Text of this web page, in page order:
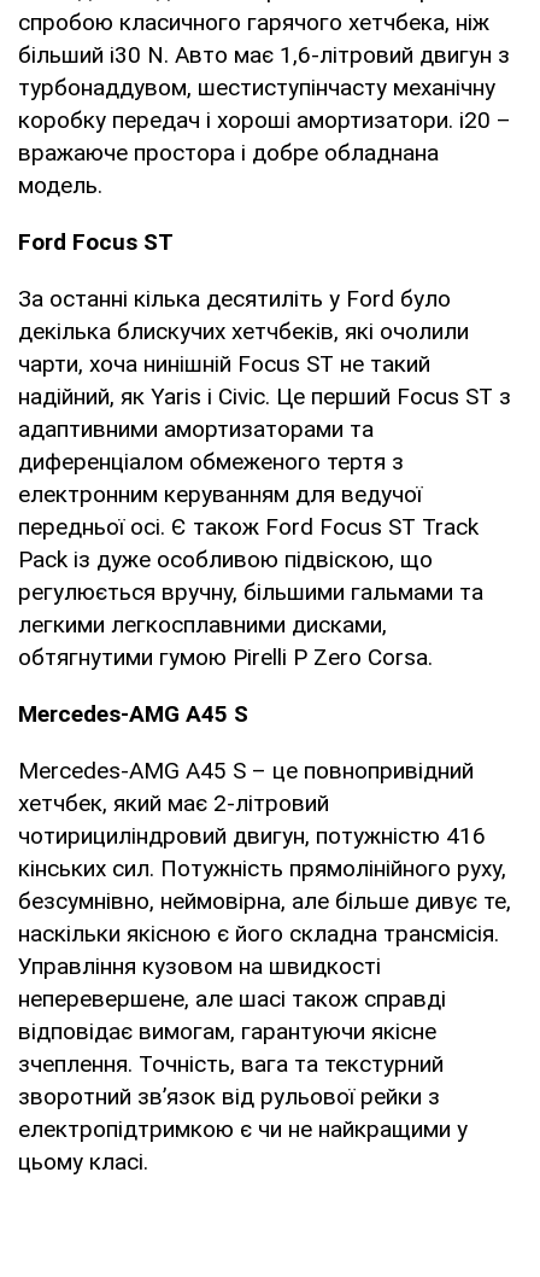
спробою класичного гарячого хетчбека, ніж
більший i30 N. Авто має 1,6-літровий двигун з
турбонаддувом, шестиступінчасту механічну
коробку передач і хороші амортизатори. i20 –
вражаюче простора і добре обладнана
модель.
Ford Focus ST
За останні кілька десятиліть у Ford було
декілька блискучих хетчбеків, які очолили
чарти, хоча нинішній Focus ST не такий
надійний, як Yaris і Civic. Це перший Focus ST з
адаптивними амортизаторами та
диференціалом обмеженого тертя з
електронним керуванням для ведучої
передньої осі. Є також Ford Focus ST Track
Pack із дуже особливою підвіскою, що
регулюється вручну, більшими гальмами та
легкими легкосплавними дисками,
обтягнутими гумою Pirelli P Zero Corsa.
Mercedes-AMG A45 S
Mercedes-AMG A45 S – це повнопривідний
хетчбек, який має 2-літровий
чотирициліндровий двигун, потужністю 416
кінських сил. Потужність прямолінійного руху,
безсумнівно, неймовірна, але більше дивує те,
наскільки якісною є його складна трансмісія.
Управління кузовом на швидкості
неперевершене, але шасі також справді
відповідає вимогам, гарантуючи якісне
зчеплення. Точність, вага та текстурний
зворотний зв’язок від рульової рейки з
електропідтримкою є чи не найкращими у
цьому класі.